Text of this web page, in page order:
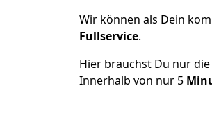
Wir können als Dein
Fullservice.
Hier brauchst Du nur
Innerhalb von nur 5